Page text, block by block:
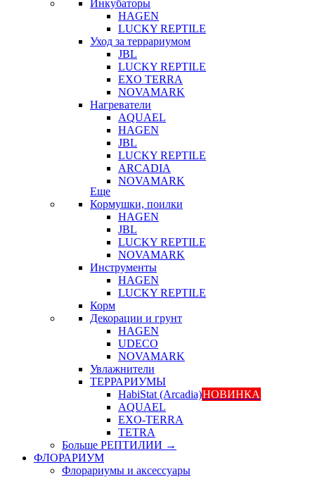
Инкубаторы
HAGEN
LUCKY REPTILE
Уход за террариумом
JBL
LUCKY REPTILE
EXO TERRA
NOVAMARK
Нагреватели
AQUAEL
HAGEN
JBL
LUCKY REPTILE
ARCADIA
NOVAMARK
Еще
Кормушки, поилки
HAGEN
JBL
LUCKY REPTILE
NOVAMARK
Инструменты
HAGEN
LUCKY REPTILE
Корм
Декорации и грунт
HAGEN
UDECO
NOVAMARK
Увлажнители
ТЕРРАРИУМЫ
HabiStat (Arcadia)НОВИНКА
AQUAEL
EXO-TERRA
TETRA
Больше РЕПТИЛИИ →
ФЛОРАРИУМ
Флорариумы и аксессуары